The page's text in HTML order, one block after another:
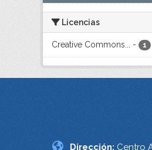
Licencias
Creative Commons... - 1
Dirección: Centro